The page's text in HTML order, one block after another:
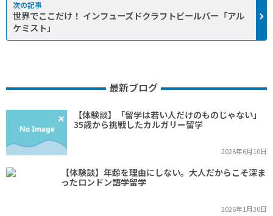
世界でここだけ！ インフューズドクラフトビールバー「アル
ケミスト」
最新ブログ
【体験談】「留学は若い人だけのものじゃない」
35歳から挑戦したカルガリー留学
2026年6月10日
【体験談】年齢を理由にしない。大人だからこそ深ま
ったロンドン語学留学
2026年1月30日